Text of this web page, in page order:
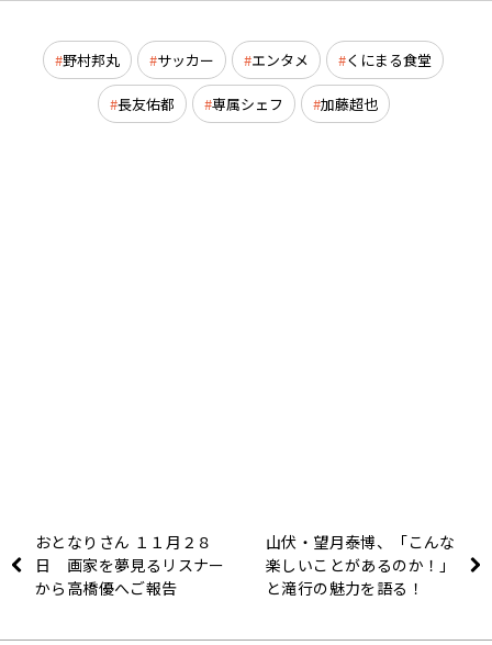
野村邦丸 サッカー エンタメ くにまる食堂
長友佑都 専属シェフ 加藤超也
おとなりさん １１月２８
日 画家を夢見るリスナー
から高橋優へご報告
山伏・望月泰博、「こんな
楽しいことがあるのか！」
と滝行の魅力を語る！